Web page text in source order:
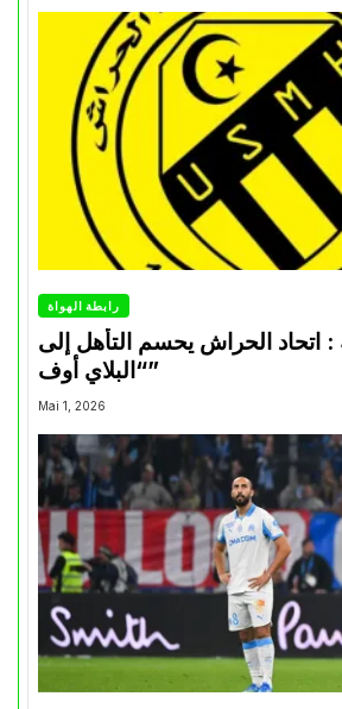
رابطة الهواة
: اتحاد الحراش يحسم التأهل إلى
“البلاي أوف”
Mai 1, 2026